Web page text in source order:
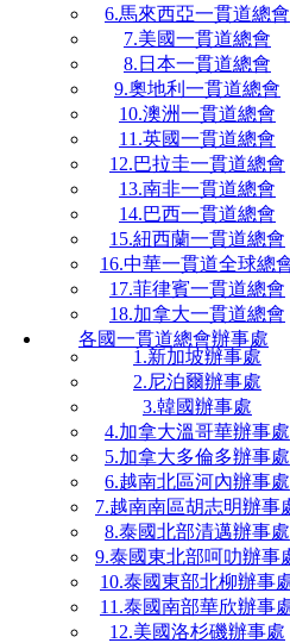
6.馬來西亞一貫道總會
7.美國一貫道總會
8.日本一貫道總會
9.奧地利一貫道總會
10.澳洲一貫道總會
11.英國一貫道總會
12.巴拉圭一貫道總會
13.南非一貫道總會
14.巴西一貫道總會
15.紐西蘭一貫道總會
16.中華一貫道全球總
17.菲律賓一貫道總會
18.加拿大一貫道總會
各國一貫道總會辦事處
1.新加坡辦事處
2.尼泊爾辦事處
3.韓國辦事處
4.加拿大溫哥華辦事處
5.加拿大多倫多辦事處
6.越南北區河內辦事處
7.越南南區胡志明辦事
8.泰國北部清邁辦事處
9.泰國東北部呵叻辦事
10.泰國東部北柳辦事
11.泰國南部華欣辦事
12.美國洛杉磯辦事處